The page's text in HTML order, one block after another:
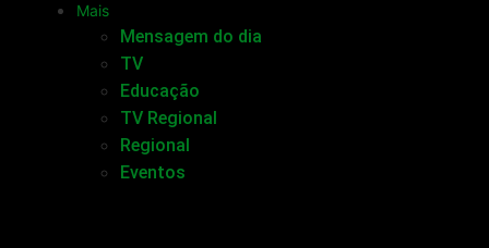
Mais
Mensagem do dia
TV
Educação
TV Regional
Regional
Eventos